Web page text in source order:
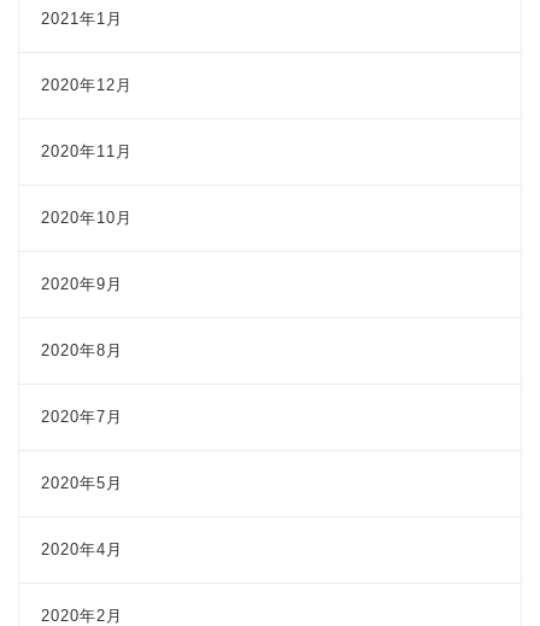
2021年1月
2020年12月
2020年11月
2020年10月
2020年9月
2020年8月
2020年7月
2020年5月
2020年4月
2020年2月